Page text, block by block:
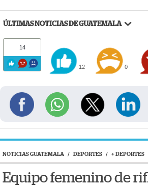
ÚLTIMAS NOTICIAS DE GUATEMALA
14
12 0
NOTICIAS GUATEMALA / DEPORTES / + DEPORTES
Equipo femenino de